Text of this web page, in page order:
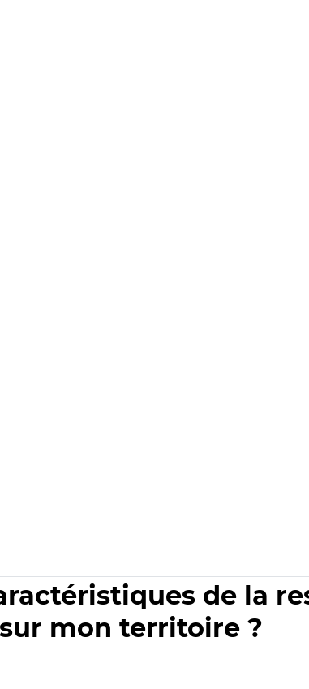
de la
sur mon territoire ?